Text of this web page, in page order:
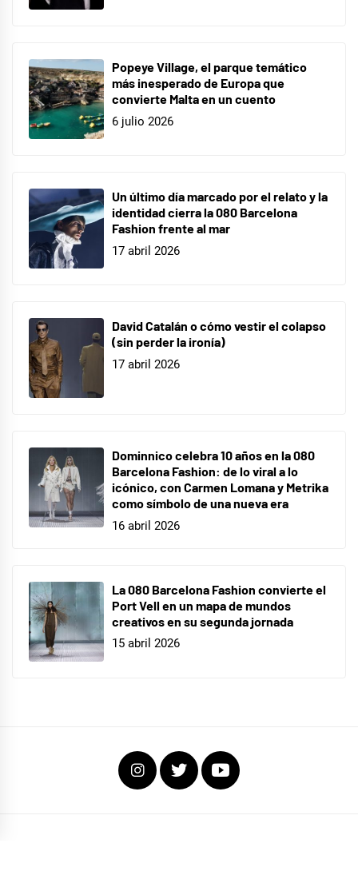
Popeye Village, el parque temático
más inesperado de Europa que
convierte Malta en un cuento
6 julio 2026
Un último día marcado por el relato y la
identidad cierra la 080 Barcelona
Fashion frente al mar
17 abril 2026
David Catalán o cómo vestir el colapso
(sin perder la ironía)
17 abril 2026
Dominnico celebra 10 años en la 080
Barcelona Fashion: de lo viral a lo
icónico, con Carmen Lomana y Metrika
como símbolo de una nueva era
16 abril 2026
La 080 Barcelona Fashion convierte el
Port Vell en un mapa de mundos
creativos en su segunda jornada
15 abril 2026
InstagramTwitterYoutube